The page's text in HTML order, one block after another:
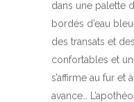
dans une palette
bordés d’eau
des transats et
confortables et
s’affirme au fur et
avance…